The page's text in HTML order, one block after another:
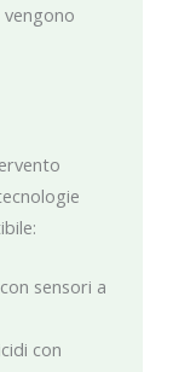
vengono
sensori a
con